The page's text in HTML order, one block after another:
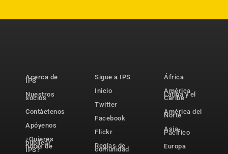
Acerca de
IPS
Nuestros
socios
Contáctenos
Apóyenos
¿Quieres
publicar
notas de
IPS?
Sigue a IPS
Inicio
Twitter
Facebook
Flickr
Reglas de
comunidad
África
América
Latina y el
Caribe
América del
Norte
Asia-
Pacífico
Europa